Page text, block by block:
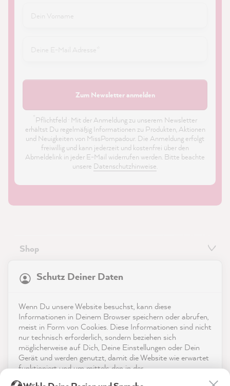
Zum Newsletter anmelden
Pflichtfeld · Mit der Anmeldung zu unserem Newsletter
erhältst Du regelmäßig Informationen zu Produkten, Aktionen
und Neuigkeiten von MissPompadour. Die Anmeldung erfolgt
freiwillig und kann jederzeit und kostenfrei über den
Abmeldelink in jeder E-Mail widerrufen werden. Bitte beachte
unsere Datenschutzhinweise.
Shop
Service
Kontakt
App herunterladen
Auszeichnungen
Schutz Deiner Daten
Wenn Du unsere Website besuchst, kann diese
Informationen in Deinem Browser speichern oder abrufen,
meist in Form von Cookies. Diese Informationen sind nicht
nur technisch erforderlich, sondern beziehen sich
möglicherweise auf Dich, Deine Einstellungen oder Dein
Gerät und werden genutzt, damit die Website wie erwartet
funktioniert und um mittels den in der
reviews-io